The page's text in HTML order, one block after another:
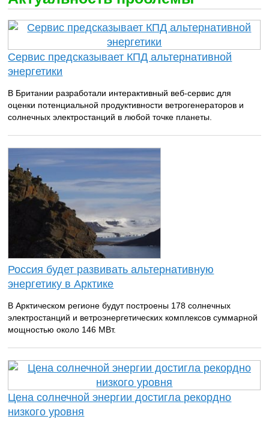
Сервис предсказывает КПД альтернативной
энергетики
В Британии разработали интерактивный веб-сервис для
оценки потенциальной продуктивности ветрогенераторов и
солнечных электростанций в любой точке планеты.
Россия будет развивать альтернативную
энергетику в Арктике
В Арктическом регионе будут построены 178 солнечных
электростанций и ветроэнергетических комплексов суммарной
мощностью около 146 МВт.
Цена солнечной энергии достигла рекордно
низкого уровня